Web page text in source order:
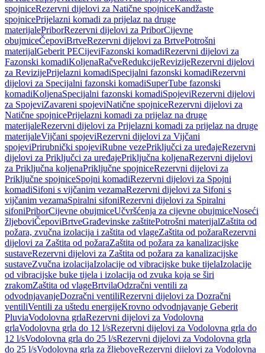
spojniceRezervni dijelovi za Natične spojniceKandžaste
spojnicePrijelazni komadi za prijelaz na druge
materijalePriborRezervni dijelovi za PriborCijevne
obujmiceČepoviBrtveRezervni dijelovi za BrtvePotrošni
materijalGeberit PECijeviFazonski komadiRezervni dijelovi za
Fazonski komadiKoljenaRačveRedukcijeRevizijeRezervni dijelovi
za RevizijePrijelazni komadiSpecijalni fazonski komadiRezervni
dijelovi za Specijalni fazonski komadiSuperTube fazonski
komadiKoljenaSpecijalni fazonski komadiSpojeviRezervni dijelovi
za SpojeviZavareni spojeviNatične spojniceRezervni dijelovi za
Natične spojnicePrijelazni komadi za prijelaz na druge
materijaleRezervni dijelovi za Prijelazni komadi za prijelaz na druge
materijaleVijčani spojeviRezervni dijelovi za Vijčani
spojeviPrirubnički spojeviRubne vezePriključci za uređajeRezervni
dijelovi za Priključci za uređajePriključna koljenaRezervni dijelovi
za Priključna koljenaPriključne spojniceRezervni dijelovi za
Priključne spojniceSpojni komadiRezervni dijelovi za Spojni
komadiSifoni s vijčanim vezamaRezervni dijelovi za Sifoni s
vijčanim vezamaSpiralni sifoniRezervni dijelovi za Spiralni
sifoniPriborCijevne obujmiceUčvršćenja za cijevne obujmiceNoseći
žljeboviČepoviBrtveGrađevinske zaštitePotrošni materijalZaštita od
požara, zvučna izolacija i zaštita od vlageZaštita od požaraRezervni
dijelovi za Zaštita od požaraZaštita od požara za kanalizacijske
sustaveRezervni dijelovi za Zaštita od požara za kanalizacijske
sustaveZvučna izolacijaIzolacije od vibracijske buke tijelaIzolacije
od vibracijske buke tijela i izolacija od zvuka koja se širi
zrakomZaštita od vlageBrtvilaOdzračni ventili za
odvodnjavanjeDozračni ventiliRezervni dijelovi za Dozračni
ventiliVentili za uštedu energijeKrovno odvodnjavanje Geberit
PluviaVodolovna grlaRezervni dijelovi za Vodolovna
grlaVodolovna grla do 12 l/sRezervni dijelovi za Vodolovna grla do
12 l/sVodolovna grla do 25 l/sRezervni dijelovi za Vodolovna grla
do 25 l/sVodolovna grla za žljeboveRezervni dijelovi za Vodolovna